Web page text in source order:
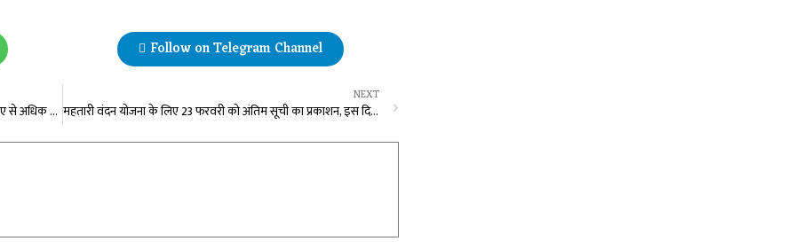
Follow on Telegram Channel
राजस्व मंत्री टंक राम वर्मा के विभागों के लिए 3608 करोड़ रूपए से अधिक की अनुदान मांगे पारित
NEXT
महतारी वंदन योजना के लिए 23 फरवरी को अंतिम सूची का प्रकाशन, इस दिन होगा राशि का वितरण…